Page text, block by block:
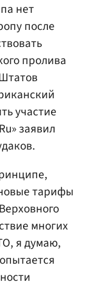
нет
после
пролива
участие
заявил
тарифы
многих
я думаю,